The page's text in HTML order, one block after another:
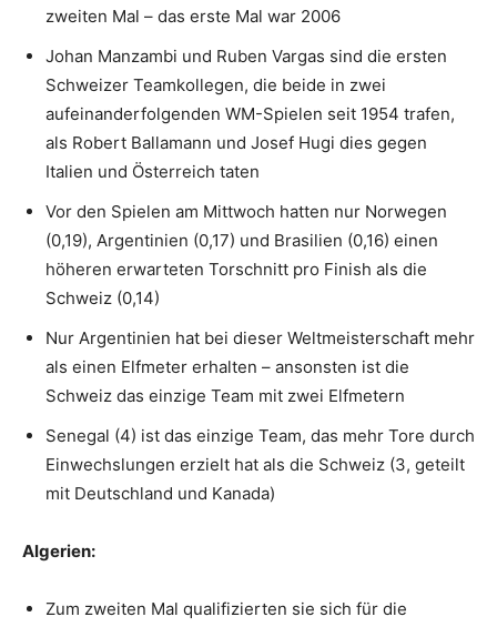
zweiten Mal – das erste Mal war 2006
Johan Manzambi und Ruben Vargas sind die ersten
Schweizer Teamkollegen, die beide in zwei
aufeinanderfolgenden WM-Spielen seit 1954 trafen,
als Robert Ballamann und Josef Hugi dies gegen
Italien und Österreich taten
Vor den Spielen am Mittwoch hatten nur Norwegen
(0,19), Argentinien (0,17) und Brasilien (0,16) einen
höheren erwarteten Torschnitt pro Finish als die
Schweiz (0,14)
Nur Argentinien hat bei dieser Weltmeisterschaft mehr
als einen Elfmeter erhalten – ansonsten ist die
Schweiz das einzige Team mit zwei Elfmetern
Senegal (4) ist das einzige Team, das mehr Tore durch
Einwechslungen erzielt hat als die Schweiz (3, geteilt
mit Deutschland und Kanada)
Algerien:
Zum zweiten Mal qualifizierten sie sich für die